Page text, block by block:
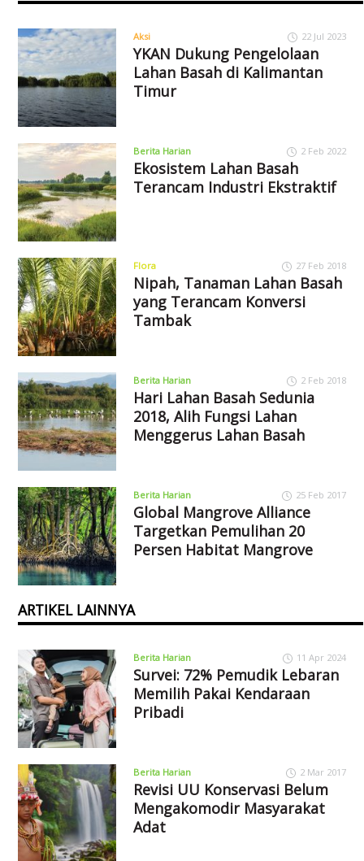
Aksi 22 Jul 2023
YKAN Dukung Pengelolaan
Lahan Basah di Kalimantan
Timur
Berita Harian 2 Feb 2022
Ekosistem Lahan Basah
Terancam Industri Ekstraktif
Flora 27 Feb 2018
Nipah, Tanaman Lahan Basah
yang Terancam Konversi
Tambak
Berita Harian 2 Feb 2018
Hari Lahan Basah Sedunia
2018, Alih Fungsi Lahan
Menggerus Lahan Basah
Berita Harian 25 Feb 2017
Global Mangrove Alliance
Targetkan Pemulihan 20
Persen Habitat Mangrove
ARTIKEL LAINNYA
Berita Harian 11 Apr 2024
Survei: 72% Pemudik Lebaran
Memilih Pakai Kendaraan
Pribadi
Berita Harian 2 Mar 2017
Revisi UU Konservasi Belum
Mengakomodir Masyarakat
Adat